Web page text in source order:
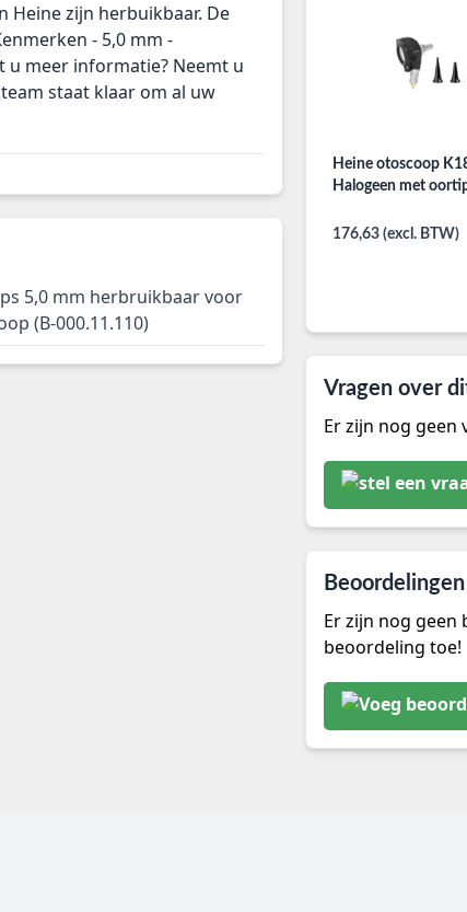
zijn herbuikbaar. De
- 5,0 mm -
u meer informatie? Neemt u
staat klaar om al uw
5,0 mm herbruikbaar voor
(B-000.11.110)
Heine otoscoop
Halogeen met
176,63 (excl. BTW)
Vragen over
Er zijn nog geen
Beoordelingen
Er zijn nog
beoordeling toe!